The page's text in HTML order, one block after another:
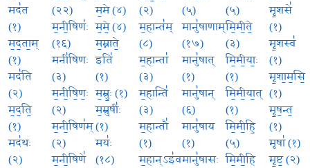
मद॑त
(१)
म॒द॒ता॒म्
(१)
मद॑ति
(२)
म॒द॒ति॒
(१)
मद॑थः
(२)
(२२)
म॒नी॒षिणः॑
(१६)
मनी॑षिणः
(३)
म॒नी॒षि॒णः॒
(२)
म॒नी॒षिण॑म्
(२)
म॒नी॒षिणे॑
म॒मे (४)
म॒मे॒ (४)
म॒म्नाते॒
इति॑
(१)
म॒म्रुः॒ (१)
म॒म्रुषीः॑
(१)
मयः॑
(१८)
(२)
म॒हान्त॑म्
(८)
म॒हान्ता॑
(३)
म॒हान्ति॑
(३)
म॒हान्तौ॑
(१)
म॒हान्ऽइ॑व
(५)
मानु॑षाणाम्
(१७)
मानु॑षात्
(१)
मानु॑षान्
(६)
मानु॑षाय
(१)
मानु॑षासः
(५)
मि॒मी॒ते॒
(३)
मि॒मी॒याः॒
(१)
मि॒मी॒या॒त्
(१)
मि॒मी॒हि॒
(५)
मि॒मी॒हि
मृ॒शसे॑
(१)
मृ॒शस्व॑
(१)
मृ॒शा॒म॒सि॒
(१)
मृ॒ष॒न्त॒
(१)
मृषा॑ (१)
मृ॒ष्ट॒ (२)